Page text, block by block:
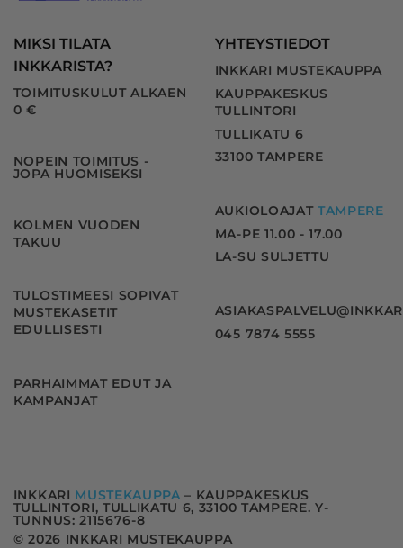
MIKSI TILATA
INKKARISTA?
TOIMITUSKULUT ALKAEN
0 €
NOPEIN TOIMITUS -
JOPA HUOMISEKSI
KOLMEN VUODEN
TAKUU
TULOSTIMEESI SOPIVAT
MUSTEKASETIT
EDULLISESTI
PARHAIMMAT EDUT JA
KAMPANJAT
YHTEYSTIEDOT
INKKARI MUSTEKAUPPA
KAUPPAKESKUS
TULLINTORI
TULLIKATU 6
33100 TAMPERE
AUKIOLOAJAT TAMPERE
MA-PE 11.00 - 17.00
LA-SU SULJETTU
045 7874 5555
INKKARI MUSTEKAUPPA – KAUPPAKESKUS
TULLINTORI, TULLIKATU 6, 33100 TAMPERE. Y-
TUNNUS: 2115676-8
© 2026 INKKARI MUSTEKAUPPA